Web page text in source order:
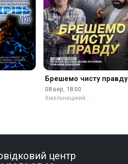
Брешемо чисту правду
08 вер, 18:00
Хмельницький …
центр